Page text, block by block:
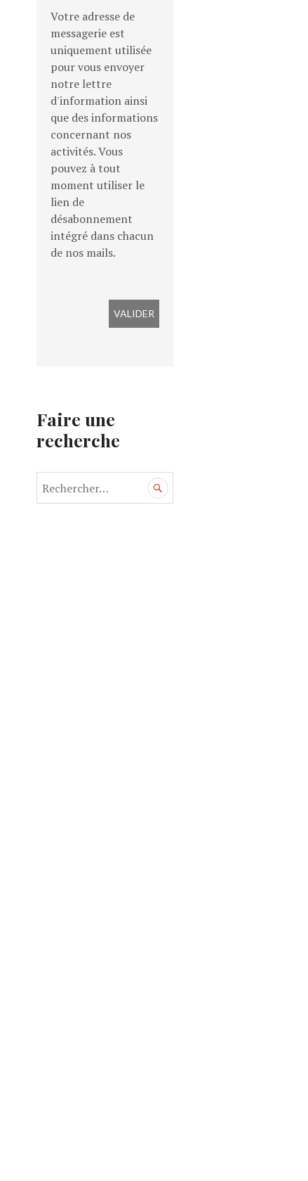
Votre adresse de
messagerie est
uniquement utilisée
pour vous envoyer
notre lettre
d'information ainsi
que des informations
concernant nos
activités. Vous
pouvez à tout
moment utiliser le
lien de
désabonnement
intégré dans chacun
de nos mails.
Faire une
recherche